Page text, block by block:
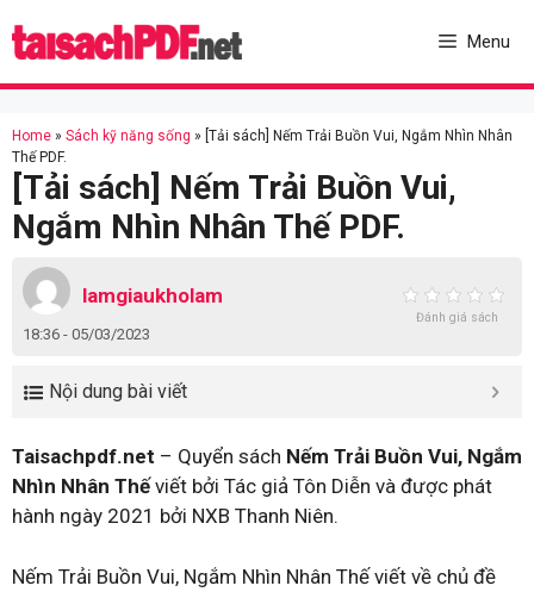
to
Menu
Home » Sách kỹ năng sống » [Tải sách] Nếm Trải Buồn Vui, Ngắm Nhìn Nhân
Thế PDF.
[Tải sách] Nếm Trải Buồn Vui,
Ngắm Nhìn Nhân Thế PDF.
lamgiaukholam
18:36 - 05/03/2023
Đánh giá sách
Nội dung bài viết
Taisachpdf.net – Quyển sách Nếm Trải Buồn Vui, Ngắm
Nhìn Nhân Thếviết bởi Tác giả Tôn Diễn và được phát
hành ngày 2021 bởi NXB Thanh Niên.
Nếm Trải Buồn Vui, Ngắm Nhìn Nhân Thế viết về chủ đề